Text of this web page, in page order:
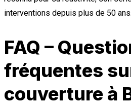
interventions depuis plus de 50 ans.
FAQ –
fréquentes
couverture à